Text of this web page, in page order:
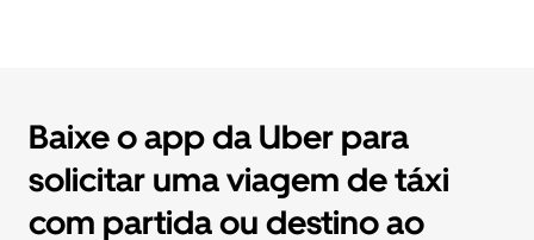
Baixe o app da Uber para
solicitar uma viagem de táxi
com partida ou destino ao